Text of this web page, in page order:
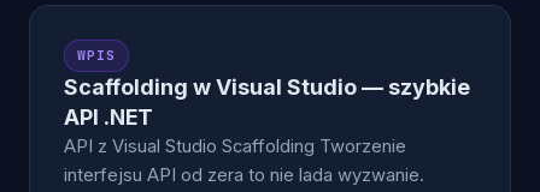
WPIS
Scaffolding w Visual Studio — szybkie
API .NET
API z Visual Studio Scaffolding Tworzenie
interfejsu API od zera to nie lada wyzwanie.